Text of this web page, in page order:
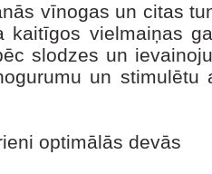
vīnogas un citas
kaitīgos vielmaiņas
slodzes un
un stimulētu
optimālās devās